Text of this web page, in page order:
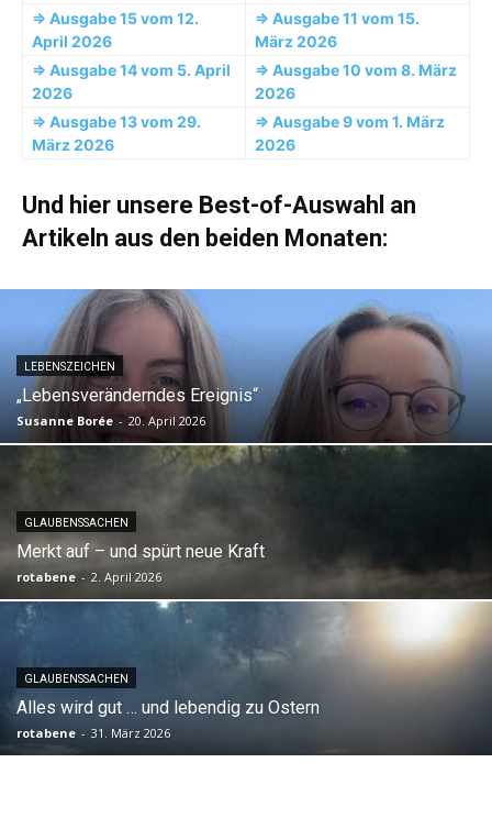
=> Ausgabe 15 vom 12.
April 2026
=> Ausgabe 11 vom 15.
März 2026
=> Ausgabe 14 vom 5. April
2026
=> Ausgabe 10 vom 8. März
2026
=> Ausgabe 13 vom 29.
März 2026
=> Ausgabe 9 vom 1. März
2026
Und hier unsere Best-of-Auswahl an
Artikeln aus den beiden Monaten:
LEBENSZEICHEN
„Lebensveränderndes Ereignis“
Susanne Borée - 20. April 2026
GLAUBENSSACHEN
Merkt auf – und spürt neue Kraft
rotabene - 2. April 2026
GLAUBENSSACHEN
Alles wird gut … und lebendig zu Ostern
rotabene - 31. März 2026